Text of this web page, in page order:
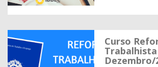
Curso
Trabalhista
Dezembro/